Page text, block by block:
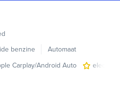
benzine
Automaat
Carplay/Android Auto